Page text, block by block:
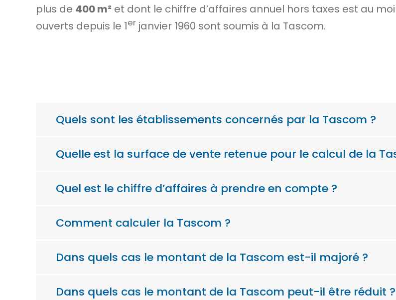
plus de 400 m² et dont le chiffre d’affaires annuel hors taxes est au
ouverts depuis le 1er janvier 1960 sont soumis à la Tascom.
Quels sont les établissements concernés par la Tascom ?
Quelle est la surface de vente retenue pour le calcul de la
Quel est le chiffre d’affaires à prendre en compte ?
Comment calculer la Tascom ?
Dans quels cas le montant de la Tascom est-il majoré ?
Dans quels cas le montant de la Tascom peut-il être réduit ?